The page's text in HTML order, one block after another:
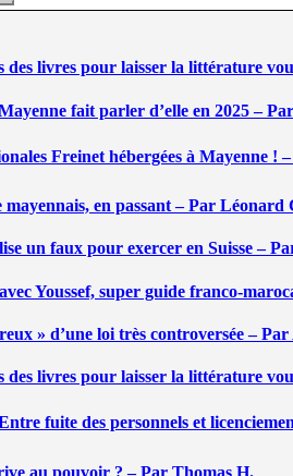
des livres pour laisser la littérature
fait parler d’elle en 2025 –
Freinet hébergées à Mayenne !
en passant – Par Léonard
un faux pour exercer en Suisse –
Youssef, super guide franco-
» d’une loi très controversée –
des livres pour laisser la littérature
fuite des personnels et
au pouvoir ? – Par Thomas H.